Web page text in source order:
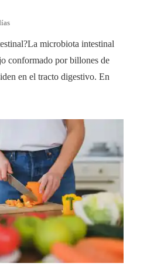
microbiota intestinal
conformado por billones de
en el tracto digestivo. En